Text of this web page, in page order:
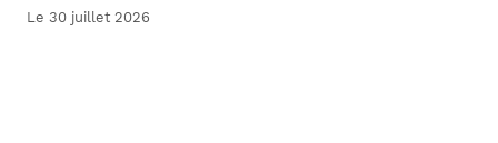
Le 30 juillet 2026